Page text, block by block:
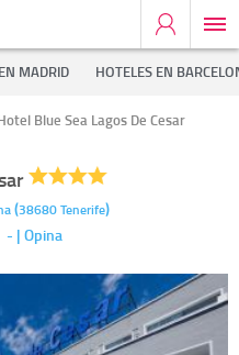
MADRID HOTELES EN
Blue Sea Lagos De Cesar
(38680Tenerife)
- | Opina